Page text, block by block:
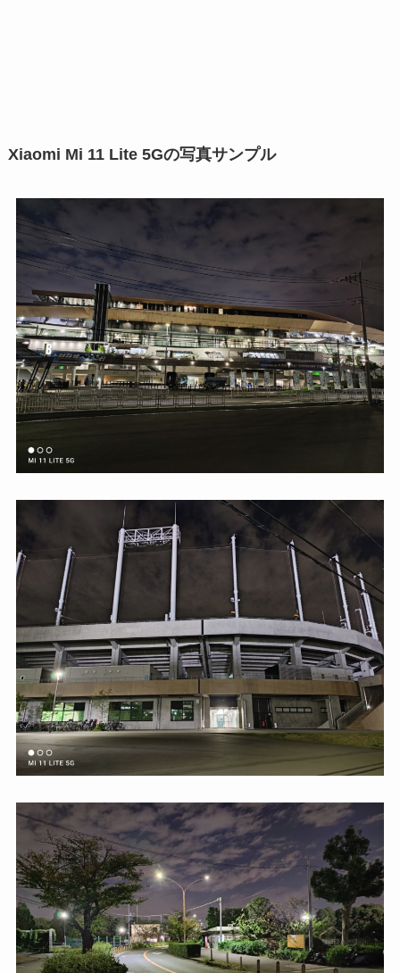
Xiaomi Mi 11 Lite 5Gの写真サンプル